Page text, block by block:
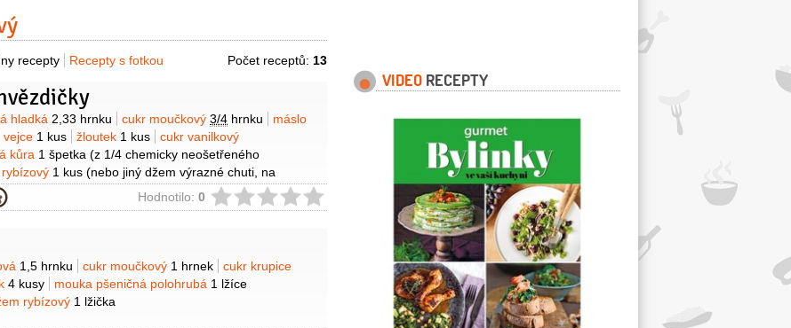
recepty Recepty s fotkou Počet receptů: 13
hladká 2,33 hrnku cukr moučkový 3/4 hrnku
máslo
vejce 1 kus žloutek 1 kus
cukr vanilkový
kůra 1 špetka (z 1/4 chemicky neošetřeného
1 kus (nebo jiný džem výrazné chuti, na
Hodnotilo: 0
1,5 hrnku cukr moučkový 1 hrnek
cukr krupice
4 kusy mouka pšeničná polohrubá 1 lžíce
rybízový 1 lžička
VIDEO RECEPTY